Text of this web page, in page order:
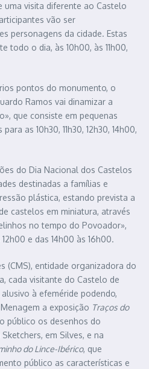
uma visita diferente ao Castelo
vão ser
personagens da cidade. Estas
todo o dia, às 10h00, às 11h00,
pontos do monumento, o
Ramos vai dinamizar a
que consiste em pequenas
as 10h30, 11h30, 12h30, 14h00,
do Dia Nacional dos Castelos
destinadas a famílias e
plástica, estando prevista a
castelos em miniatura, através
no tempo do Povoador»,
e das 14h00 às 16h00.
(CMS), entidade organizadora do
cada visitante do Castelo de
à efeméride podendo,
a exposição Traços do
público os desenhos do
em Silves, e na
do Lince-Ibérico, que
público as características e